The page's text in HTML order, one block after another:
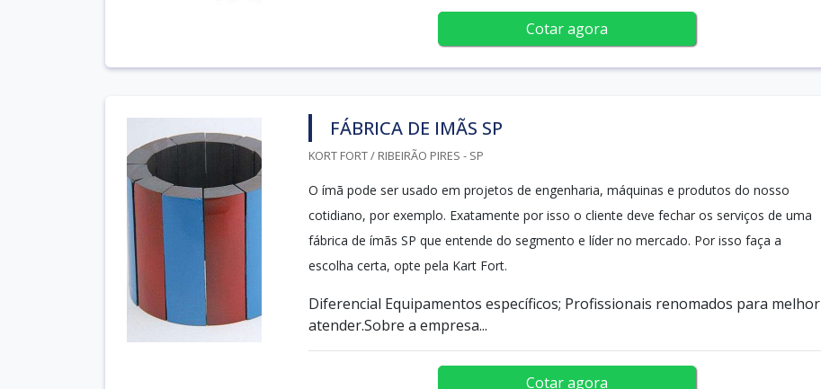
Cotar agora
FÁBRICA DE IMÃS SP
KORT FORT / RIBEIRÃO PIRES - SP
O ímã pode ser usado em projetos de engenharia, máquinas e produtos do nosso
cotidiano, por exemplo. Exatamente por isso o cliente deve fechar os serviços de uma
fábrica de ímãs SP que entende do segmento e líder no mercado. Por isso faça a
escolha certa, opte pela Kart Fort.
Diferencial Equipamentos específicos; Profissionais renomados para melhor
atender.Sobre a empresa...
Cotar agora